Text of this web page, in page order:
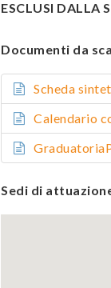
ESCLUSI
Documenti da
Scheda
Calendario
Sedi di